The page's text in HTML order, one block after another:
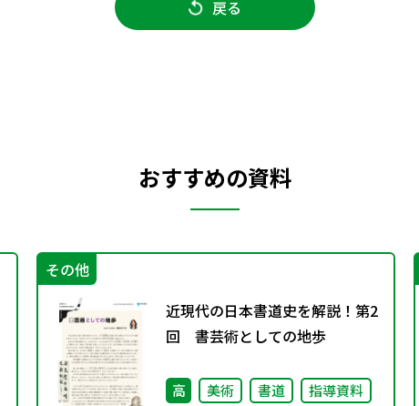
戻る
おすすめの資料
その他
近現代の日本書道史を解説！第2
回 書芸術としての地歩
高 美術 書道 指導資料